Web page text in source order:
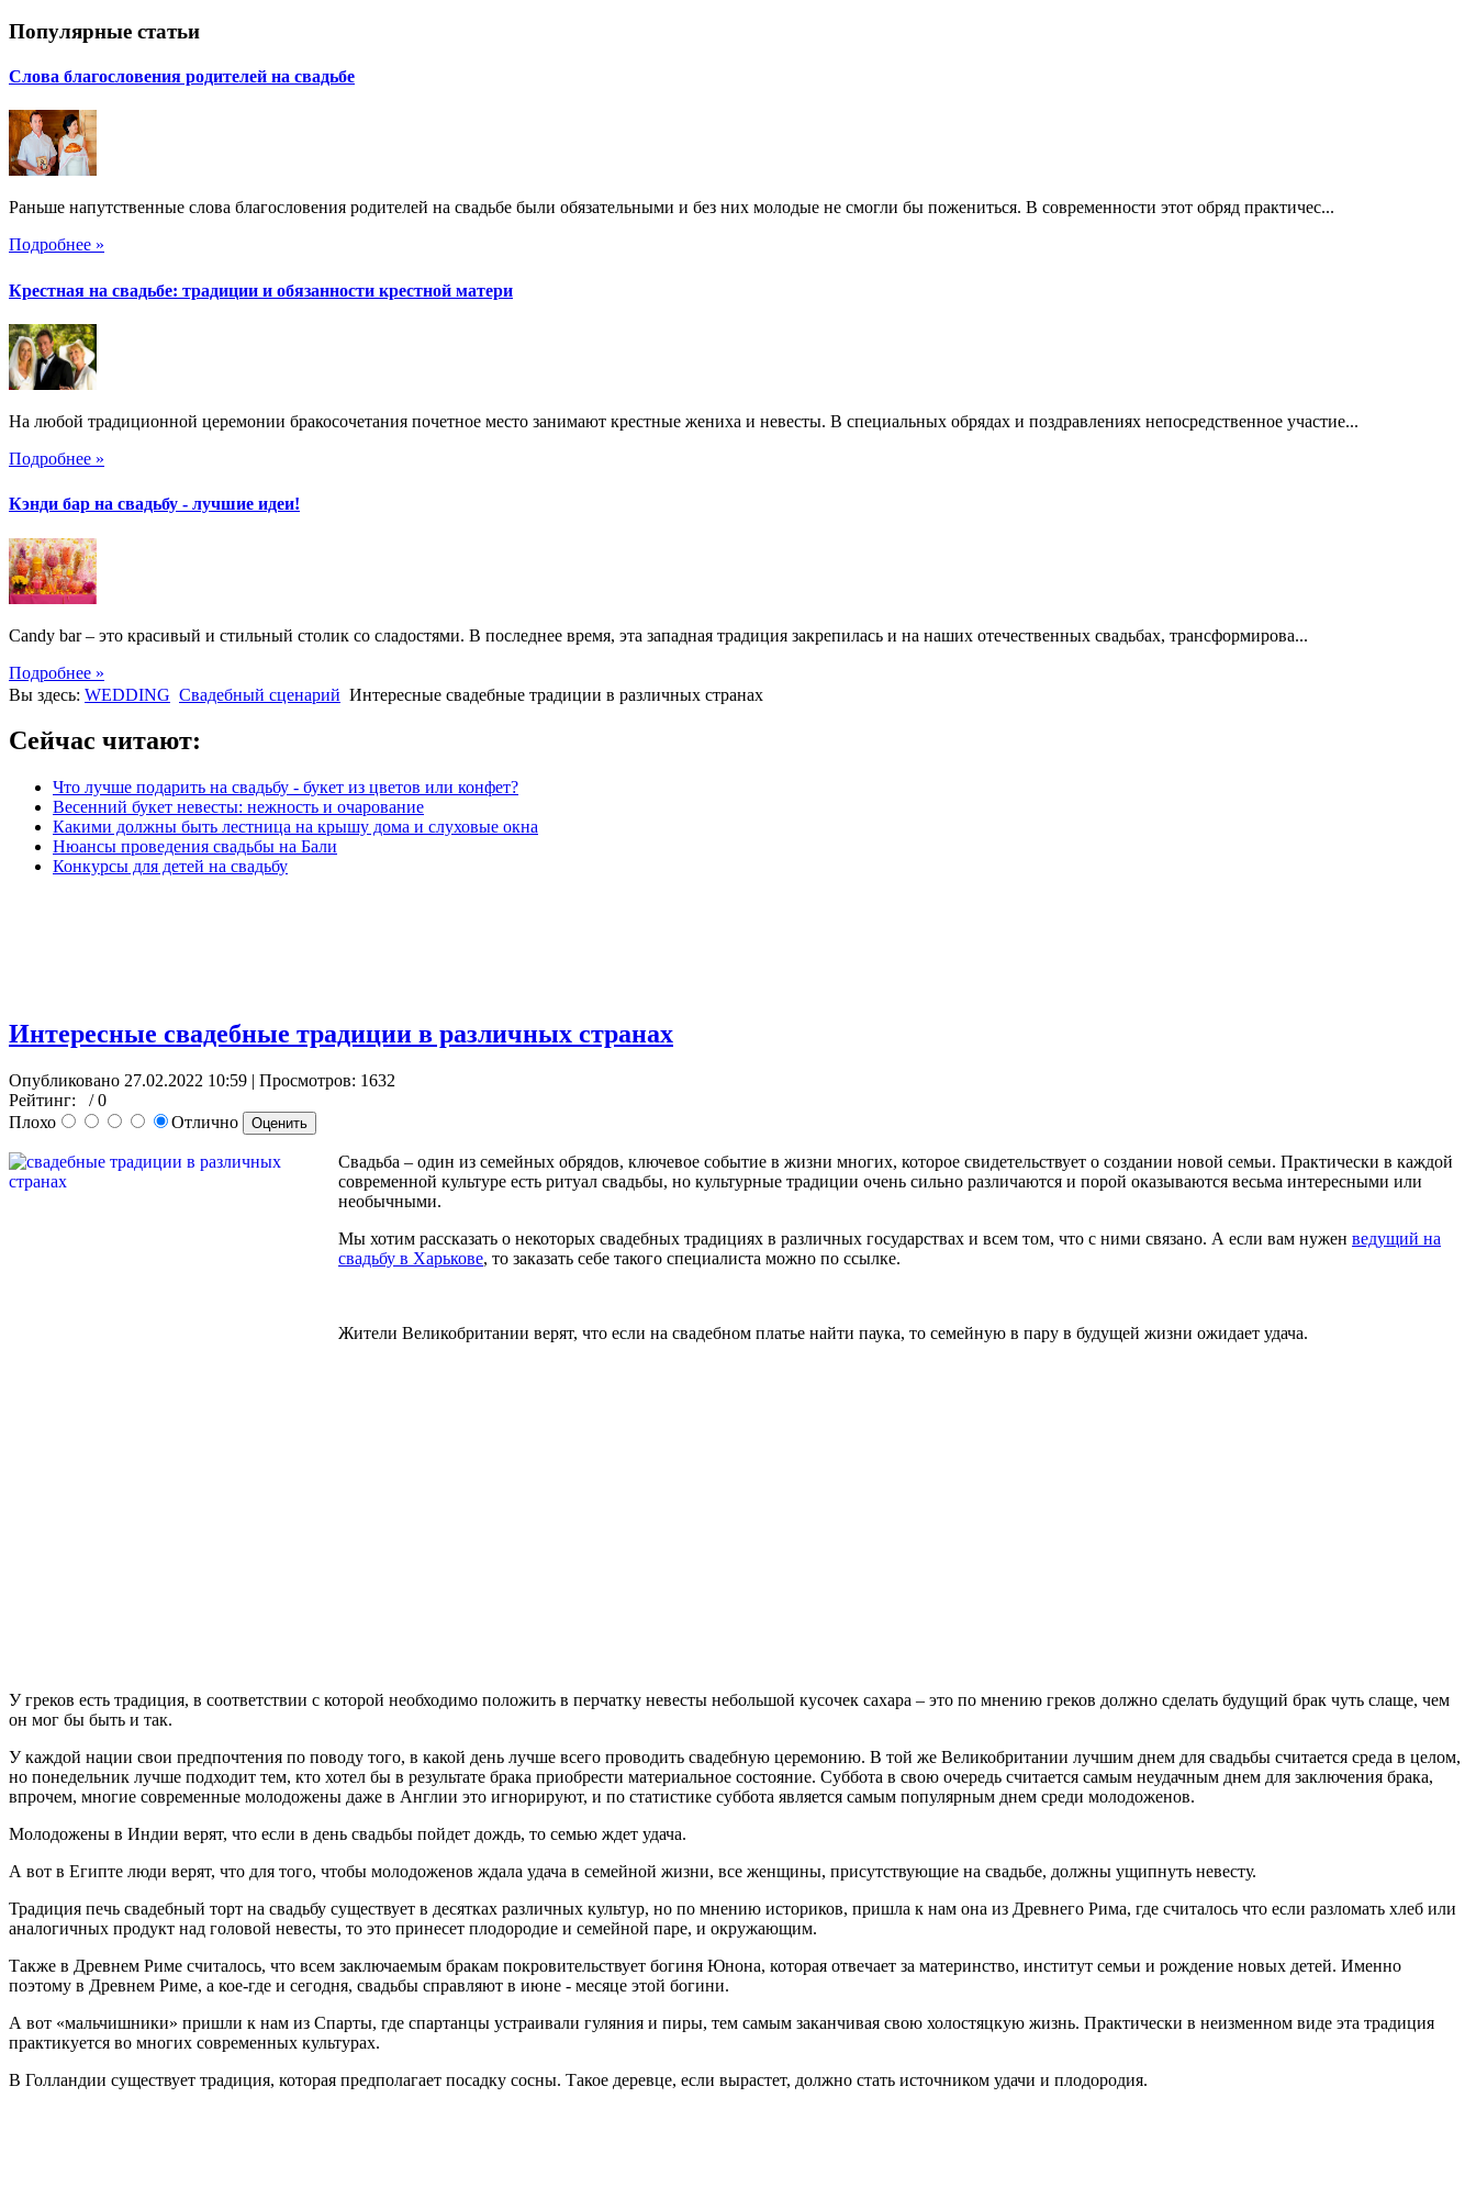
Популярные статьи
Слова благословения родителей на свадьбе
Раньше напутственные слова благословения родителей на свадьбе были обязательными и без них молодые не смогли бы пожениться. В современности этот обряд практичес...
Подробнее »
Крестная на свадьбе: традиции и обязанности крестной матери
На любой традиционной церемонии бракосочетания почетное место занимают крестные жениха и невесты. В специальных обрядах и поздравлениях непосредственное участие...
Подробнее »
Кэнди бар на свадьбу - лучшие идеи!
Candy bar – это красивый и стильный столик со сладостями. В последнее время, эта западная традиция закрепилась и на наших отечественных свадьбах, трансформирова...
Подробнее »
Вы здесь: WEDDING Свадебный сценарий Интересные свадебные традиции в различных странах
Сейчас читают:
Что лучше подарить на свадьбу - букет из цветов или конфет?
Весенний букет невесты: нежность и очарование
Какими должны быть лестница на крышу дома и слуховые окна
Нюансы проведения свадьбы на Бали
Конкурсы для детей на свадьбу
Интересные свадебные традиции в различных странах
Опубликовано 27.02.2022 10:59 | Просмотров: 1632
Рейтинг:
/ 0
Плохо
Отлично
Свадьба – один из семейных обрядов, ключевое событие в жизни многих, которое свидетельствует о создании новой семьи. Практически в каждой
современной культуре есть ритуал свадьбы, но культурные традиции очень сильно различаются и порой оказываются весьма интересными или
необычными.
Мы хотим рассказать о некоторых свадебных традициях в различных государствах и всем том, что с ними связано. А если вам нужен ведущий на
свадьбу в Харькове, то заказать себе такого специалиста можно по ссылке.
Жители Великобритании верят, что если на свадебном платье найти паука, то семейную в пару в будущей жизни ожидает удача.
У греков есть традиция, в соответствии с которой необходимо положить в перчатку невесты небольшой кусочек сахара – это по мнению греков должно сделать будущий брак чуть слаще, чем
он мог бы быть и так.
У каждой нации свои предпочтения по поводу того, в какой день лучше всего проводить свадебную церемонию. В той же Великобритании лучшим днем для свадьбы считается среда в целом,
но понедельник лучше подходит тем, кто хотел бы в результате брака приобрести материальное состояние. Суббота в свою очередь считается самым неудачным днем для заключения брака,
впрочем, многие современные молодожены даже в Англии это игнорируют, и по статистике суббота является самым популярным днем среди молодоженов.
Молодожены в Индии верят, что если в день свадьбы пойдет дождь, то семью ждет удача.
А вот в Египте люди верят, что для того, чтобы молодоженов ждала удача в семейной жизни, все женщины, присутствующие на свадьбе, должны ущипнуть невесту.
Традиция печь свадебный торт на свадьбу существует в десятках различных культур, но по мнению историков, пришла к нам она из Древнего Рима, где считалось что если разломать хлеб или
аналогичных продукт над головой невесты, то это принесет плодородие и семейной паре, и окружающим.
Также в Древнем Риме считалось, что всем заключаемым бракам покровительствует богиня Юнона, которая отвечает за материнство, институт семьи и рождение новых детей. Именно
поэтому в Древнем Риме, а кое-где и сегодня, свадьбы справляют в июне - месяце этой богини.
А вот «мальчишники» пришли к нам из Спарты, где спартанцы устраивали гуляния и пиры, тем самым заканчивая свою холостяцкую жизнь. Практически в неизменном виде эта традиция
практикуется во многих современных культурах.
В Голландии существует традиция, которая предполагает посадку сосны. Такое деревце, если вырастет, должно стать источником удачи и плодородия.